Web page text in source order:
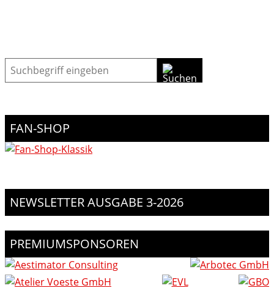
Suche
FAN-SHOP
NEWSLETTER AUSGABE 3-2026
PREMIUMSPONSOREN